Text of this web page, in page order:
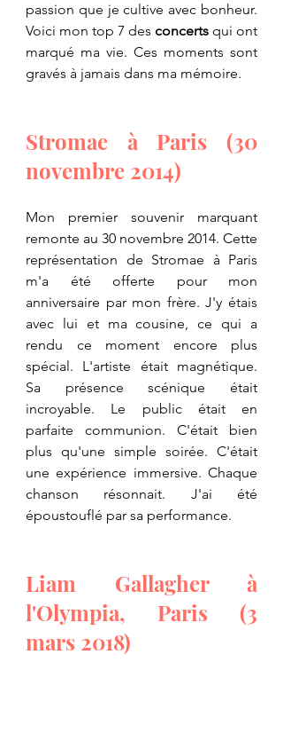
passion que je cultive avec bonheur.
Voici mon top 7 des concerts qui ont
marqué ma vie. Ces moments sont
gravés à jamais dans ma mémoire.
Stromae à Paris (30
novembre 2014)
Mon premier souvenir marquant
remonte au 30 novembre 2014. Cette
représentation de Stromae à Paris
m'a été offerte pour mon
anniversaire par mon frère. J'y étais
avec lui et ma cousine, ce qui a
rendu ce moment encore plus
spécial. L'artiste était magnétique.
Sa présence scénique était
incroyable. Le public était en
parfaite communion. C'était bien
plus qu'une simple soirée. C'était
une expérience immersive. Chaque
chanson résonnait. J'ai été
époustouflé par sa performance.
Liam Gallagher à
l'Olympia, Paris (3
mars 2018)